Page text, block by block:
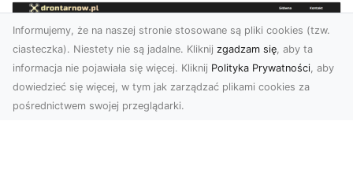
Informujemy, że na naszej stronie stosowane są pliki cookies (tzw.
ciasteczka). Niestety nie są jadalne. Kliknij zgadzam się, aby ta
informacja nie pojawiała się więcej. Kliknij Polityka Prywatności, aby
dowiedzieć się więcej, w tym jak zarządzać plikami cookies za
pośrednictwem swojej przeglądarki.